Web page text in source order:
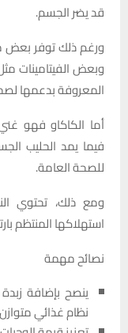
قد يضر الجسم.
ورغم ذلك توفر بعض
المعروفة بدعمها
أما الكاكاو فهو
فيما يمد الحليب
للصحة العامة.
ومع ذلك، تحتوي
استهلاكها المنتظم
نصائح مهمة
ينصح بإضافة
نظام غذائي